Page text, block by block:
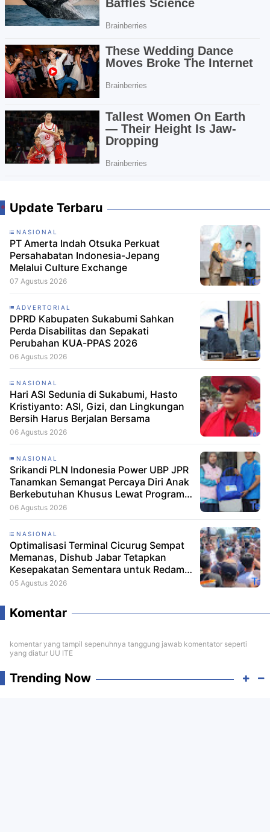
Update Terbaru
NASIONAL
PT Amerta Indah Otsuka Perkuat
Persahabatan Indonesia-Jepang
Melalui Culture Exchange
07 Agustus 2026
ADVERTORIAL
DPRD Kabupaten Sukabumi Sahkan
Perda Disabilitas dan Sepakati
Perubahan KUA-PPAS 2026
06 Agustus 2026
NASIONAL
Hari ASI Sedunia di Sukabumi, Hasto
Kristiyanto: ASI, Gizi, dan Lingkungan
Bersih Harus Berjalan Bersama
06 Agustus 2026
NASIONAL
Srikandi PLN Indonesia Power UBP JPR
Tanamkan Semangat Percaya Diri Anak
Berkebutuhan Khusus Lewat Program
Srikandi Mengajar
06 Agustus 2026
NASIONAL
Optimalisasi Terminal Cicurug Sempat
Memanas, Dishub Jabar Tetapkan
Kesepakatan Sementara untuk Redam
Ketegangan
05 Agustus 2026
Komentar
komentar yang tampil sepenuhnya tanggung jawab komentator seperti
yang diatur UU ITE
Trending Now